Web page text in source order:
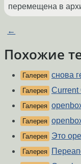
перемещена в
←
Похожие
Галерея снова
Галерея Current
Галерея
Галерея
Галерея Это
Галерея